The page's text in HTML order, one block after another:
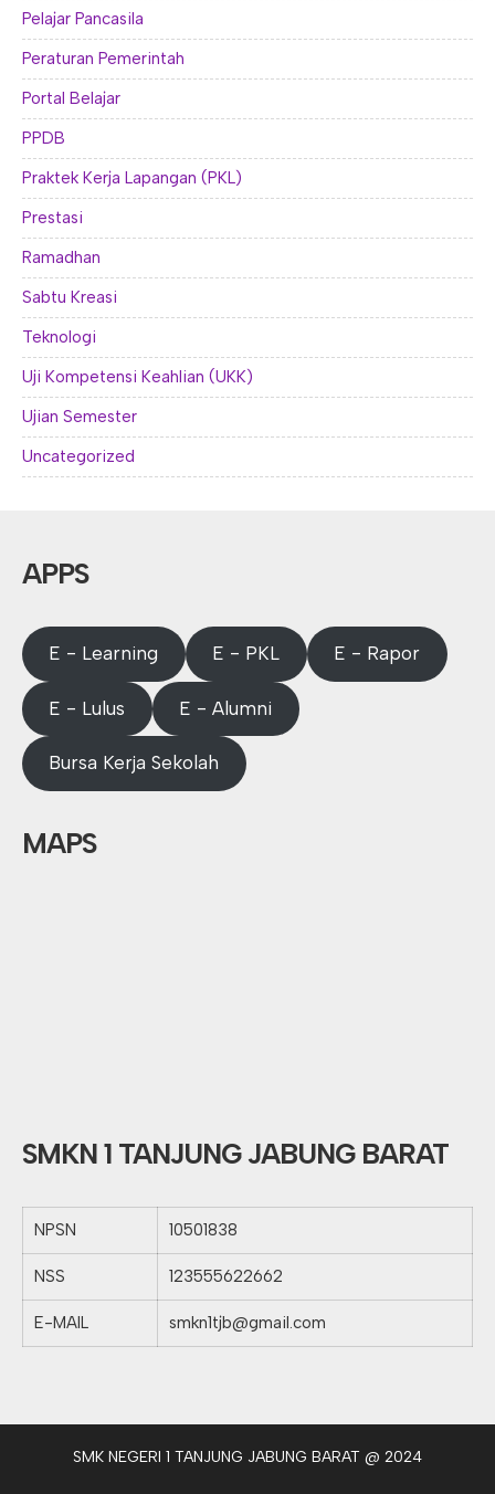
Pelajar Pancasila
Peraturan Pemerintah
Portal Belajar
PPDB
Praktek Kerja Lapangan (PKL)
Prestasi
Ramadhan
Sabtu Kreasi
Teknologi
Uji Kompetensi Keahlian (UKK)
Ujian Semester
Uncategorized
APPS
E - Learning E - PKL E - Rapor
E - Lulus E - Alumni
Bursa Kerja Sekolah
MAPS
SMKN 1 TANJUNG JABUNG BARAT
NPSN 10501838
NSS 123555622662
E-MAIL smkn1tjb@gmail.com
SMK NEGERI 1 TANJUNG JABUNG BARAT @ 2024